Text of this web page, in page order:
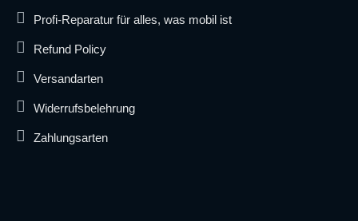
Profi-Reparatur für alles, was mobil ist
Refund Policy
Versandarten
Widerrufsbelehrung
Zahlungsarten